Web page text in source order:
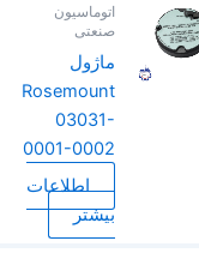
اتوماسیون
صنعتی
ماژول
Rosemount
03031-
0001-0002
اطلاعات
بیشتر